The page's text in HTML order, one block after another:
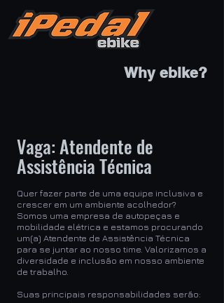
Why ebike?
Vaga: Atendente de
Assistência Técnica
Quer fazer parte de uma equipe inclusiva e
crescer em um ambiente acolhedor?
Somos uma empresa de autopeças e
mobilidade elétrica e estamos procurando
um(a) Atendente de Assistência Técnica
para se juntar ao nosso time. Valorizamos a
diversidade e inclusão em nosso ambiente
de trabalho.
Suas principais responsabilidades serão: